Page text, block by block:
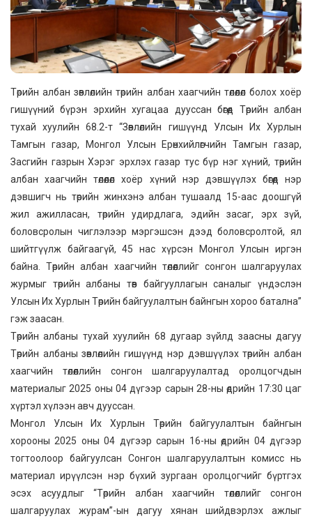
Төрийн албан зөвлөлийн төрийн албан хаагчийн төлөөлөл болох хоёр
гишүүний бүрэн эрхийн хугацаа дууссан бөгөөд Төрийн албан
тухай хуулийн 68.2-т “Зөвлөлийн гишүүнд Улсын Их Хурлын
Тамгын газар, Монгол Улсын Ерөнхийлөгчийн Тамгын газар,
Засгийн газрын Хэрэг эрхлэх газар тус бүр нэг хүний, төрийн
албан хаагчийн төлөөлөл хоёр хүний нэр дэвшүүлэх бөгөөд нэр
дэвшигч нь төрийн жинхэнэ албан тушаалд 15-аас доошгүй
жил ажилласан, төрийн удирдлага, эдийн засаг, эрх зүй,
боловсролын чиглэлээр мэргэшсэн дээд боловсролтой, ял
шийтгүүлж байгаагүй, 45 нас хүрсэн Монгол Улсын иргэн
байна. Төрийн албан хаагчийн төлөөллийг сонгон шалгаруулах
журмыг төрийн албаны төв байгууллагын саналыг үндэслэн
Улсын Их Хурлын Төрийн байгуулалтын байнгын хороо батална”
гэж заасан.
Төрийн албаны тухай хуулийн 68 дугаар зүйлд заасны дагуу
Төрийн албаны зөвлөлийн гишүүнд нэр дэвшүүлэх төрийн албан
хаагчийн төлөөллийн сонгон шалгаруулалтад оролцогчдын
материалыг 2025 оны 04 дүгээр сарын 28-ны өдрийн 17:30 цаг
хүртэл хүлээн авч дууссан.
Монгол Улсын Их Хурлын Төрийн байгуулалтын байнгын
хорооны 2025 оны 04 дүгээр сарын 16-ны өдрийн 04 дүгээр
тогтоолоор байгуулсан Сонгон шалгаруулалтын комисс нь
материал ирүүлсэн нэр бүхий зургаан оролцогчийг бүртгэх
эсэх асуудлыг “Төрийн албан хаагчийн төлөөллийг сонгон
шалгаруулах журам”-ын дагуу хянан шийдвэрлэх ажлыг